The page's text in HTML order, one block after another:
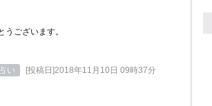
ございます。
い [投稿日]2018年11月10日 09時37分